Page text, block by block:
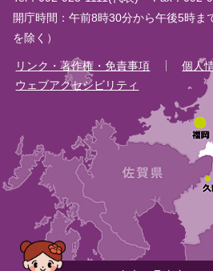
開庁時間：午前8時30分から午後5時ま
を除く）
リンク・著作権・免責事項
個人
ウェブアクセシビリティ